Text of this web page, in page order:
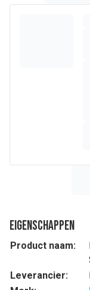
Eigenschappen
Product naam:
Leverancier: